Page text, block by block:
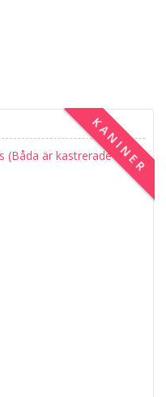
KANINER
(Båda är kastrerade och